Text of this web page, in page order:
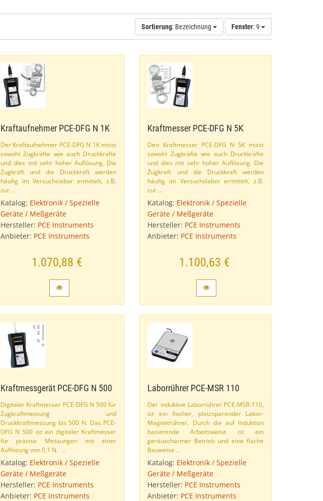
Sortierung: Bezeichnung Fenster: 9
Kraftaufnehmer PCE-​DFG N 1K
Der Kraftaufnehmer PCE-​DFG N 1K misst
sowohl Zugkräfte wie auch Druckkräfte
und dies mit sehr hoher Auflösung. Die
Zugkraft und die Druckkraft werden
häufig im Versuchslabor ermittelt, z.​B.
zur …
Katalog: Elektronik / Spezielle
Geräte / Meßgeräte
Hersteller: PCE Instruments
Anbieter: PCE Instruments
1.070,88 €
Kraftmesser PCE-​DFG N 5K
Den Kraftmesser PCE-​DFG N 5K misst
sowohl Zugkräfte wie auch Druckkräfte
und dies mit sehr hoher Auflösung. Die
Zugkraft und die Druckkraft werden
häufig im Versuchslabor ermittelt, z.​B.
zur …
Katalog: Elektronik / Spezielle
Geräte / Meßgeräte
Hersteller: PCE Instruments
Anbieter: PCE Instruments
1.100,63 €
Kraftmessgerät PCE-​DFG N 500
Digitaler Kraftmesser PCE-​DFG N 500 für
Zugkraftmessung und
Druckkraftmessung bis 500 N. Das PCE-​
DFG N 500 ist ein digitaler Kraftmesser
für präzise Messungen mit einer
Auflösung von 0,​1 N.​ …
Katalog: Elektronik / Spezielle
Geräte / Meßgeräte
Hersteller: PCE Instruments
Anbieter: PCE Instruments
Laborrührer PCE-​MSR 110
Der induktive Laborrührer PCE-​MSR-​110,
ist ein flacher, platzsparender Labor-​
Magnetrührer. Durch die auf Induktion
basierende Arbeitsweise ist ein
geräuscharmer Betrieb und eine flache
Bauweise …
Katalog: Elektronik / Spezielle
Geräte / Meßgeräte
Hersteller: PCE Instruments
Anbieter: PCE Instruments